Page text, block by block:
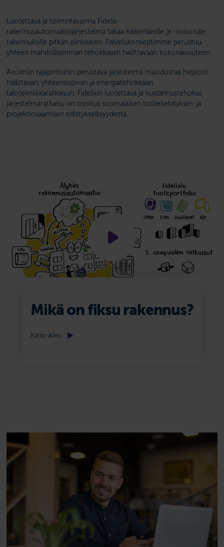
Luotettava ja toimintavarma Fidelix-
rakennusautomaatiojärjestelmä takaa kaikenlaisille ja -kokoisille
rakennuksille pitkän elinkaaren. Palvelukonseptimme perustuu
yhteen mahdollisimman tehokkaasti hallittavaan kokonaisuuteen.
Avoimiin rajapintoihin perustava järjestelmä muodostaa helposti
hallittavan, yhteensopivan ja energiatehokkaan
talotekniikkaratkaisun. Fidelixin luotettava ja kustannustehokas
järjestelmäratkaisu on osoitus suomalaisen tuotekehityksen ja
projektiosaamisen edistyksellisyydestä.
Mikä on fiksu rakennus?
Katso video